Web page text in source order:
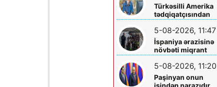
Türkəsilli Amerika
tədqiqatçısından
Talebinə -
Vardanyanla bağlı
çağırış
5-08-2026, 11:47
İspaniya ərazisinə
növbəti miqrant
axını gözlənilir?
5-08-2026, 11:20
Paşinyan onun
işindən narazıdır